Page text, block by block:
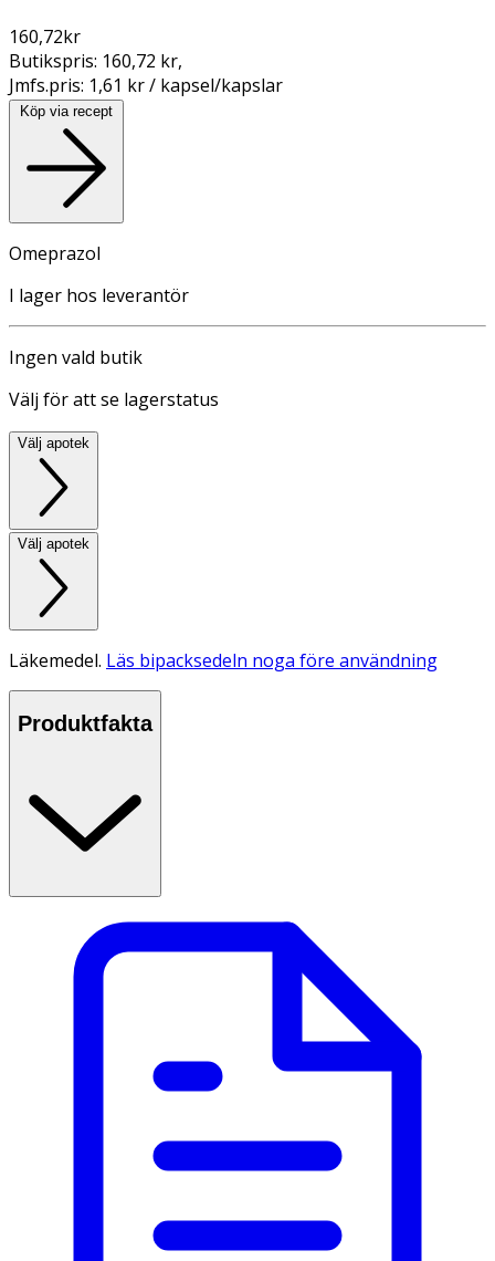
160,72kr
Butikspris: 160,72 kr,
Jmfs.pris: 1,61 kr / kapsel/kapslar
Köp via recept
Omeprazol
I lager hos leverantör
Ingen vald butik
Välj för att se lagerstatus
Välj apotek
Välj apotek
Läkemedel. Läs bipacksedeln noga före användning
Produktfakta